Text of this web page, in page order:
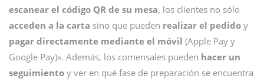
escanear el código QR de su mesa, los clientes no sólo
acceden a la carta sino que pueden realizar el pedido y
pagar directamente mediante el móvil (Apple Pay y
Google Pay)». Además, los comensales pueden hacer un
seguimiento y ver en qué fase de preparación se encuentra